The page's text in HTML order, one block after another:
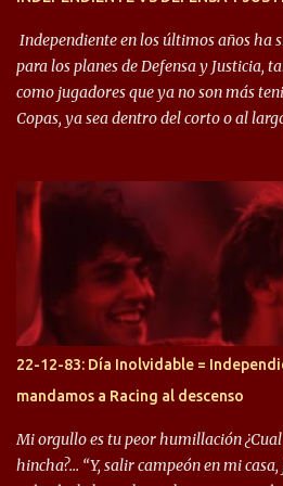
Independiente en los últimos años ha
para los planes de Defensa y Justicia,
como jugadores que ya no son más
Copas, ya sea dentro del corto o al
Halcón de Varela, como lo es Brian
préstamo allí durante el último
gran manera, convirtiendo goles
copa sudamericana. Pero no sucedió
rendimiento que ha producido en el
jugaron en Defensa y ahora están en
Gastón Togni y Domingo Blanco,
futbolísticamente hablando en el
ejemplo, el caso de Mingo llego a ser
Seleccionado Argentino, rendimiento
mostrar en Independiente. En e...
22-12-83: Día Inolvidable =
mandamos a Racing al descenso
Mi orgullo es tu peor humillación
hincha?… “Y, salir campeón en mi